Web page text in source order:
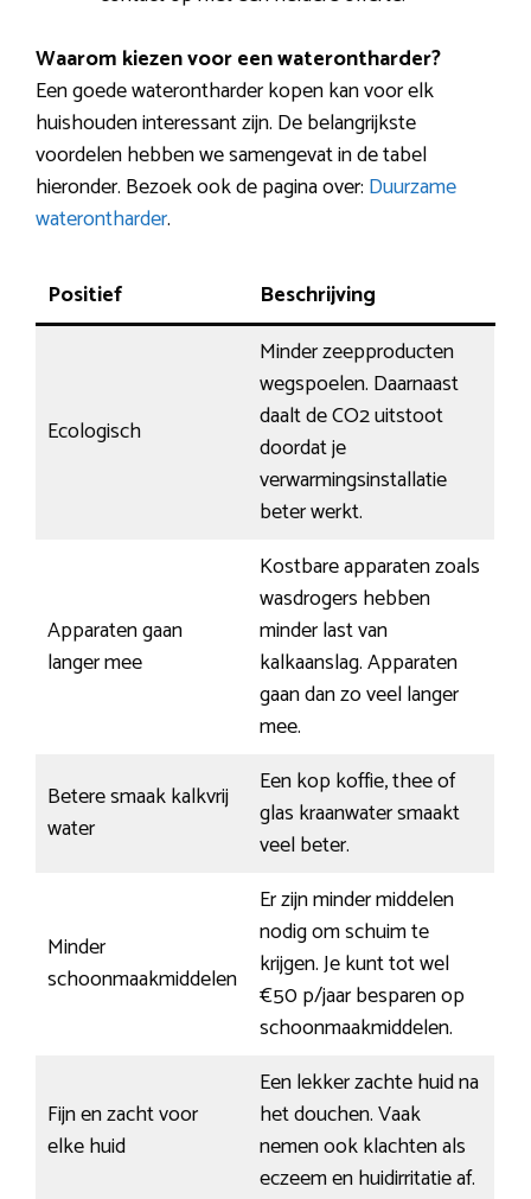
Waarom kiezen voor een waterontharder?
Een goede waterontharder kopen kan voor elk
huishouden interessant zijn. De belangrijkste
voordelen hebben we samengevat in de tabel
hieronder. Bezoek ook de pagina over: Duurzame
waterontharder.
Positief Beschrijving
Ecologisch
Minder zeepproducten
wegspoelen. Daarnaast
daalt de CO2 uitstoot
doordat je
verwarmingsinstallatie
beter werkt.
Apparaten gaan
langer mee
Kostbare apparaten zoals
wasdrogers hebben
minder last van
kalkaanslag. Apparaten
gaan dan zo veel langer
mee.
Betere smaak kalkvrij
water
Een kop koffie, thee of
glas kraanwater smaakt
veel beter.
Minder
schoonmaakmiddelen
Er zijn minder middelen
nodig om schuim te
krijgen. Je kunt tot wel
€50 p/jaar besparen op
schoonmaakmiddelen.
Fijn en zacht voor
elke huid
Een lekker zachte huid na
het douchen. Vaak
nemen ook klachten als
eczeem en huidirritatie af.